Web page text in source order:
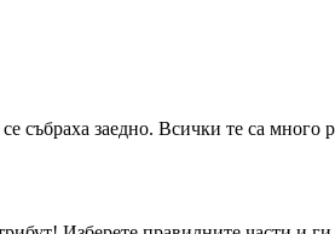
заедно. Всички те са